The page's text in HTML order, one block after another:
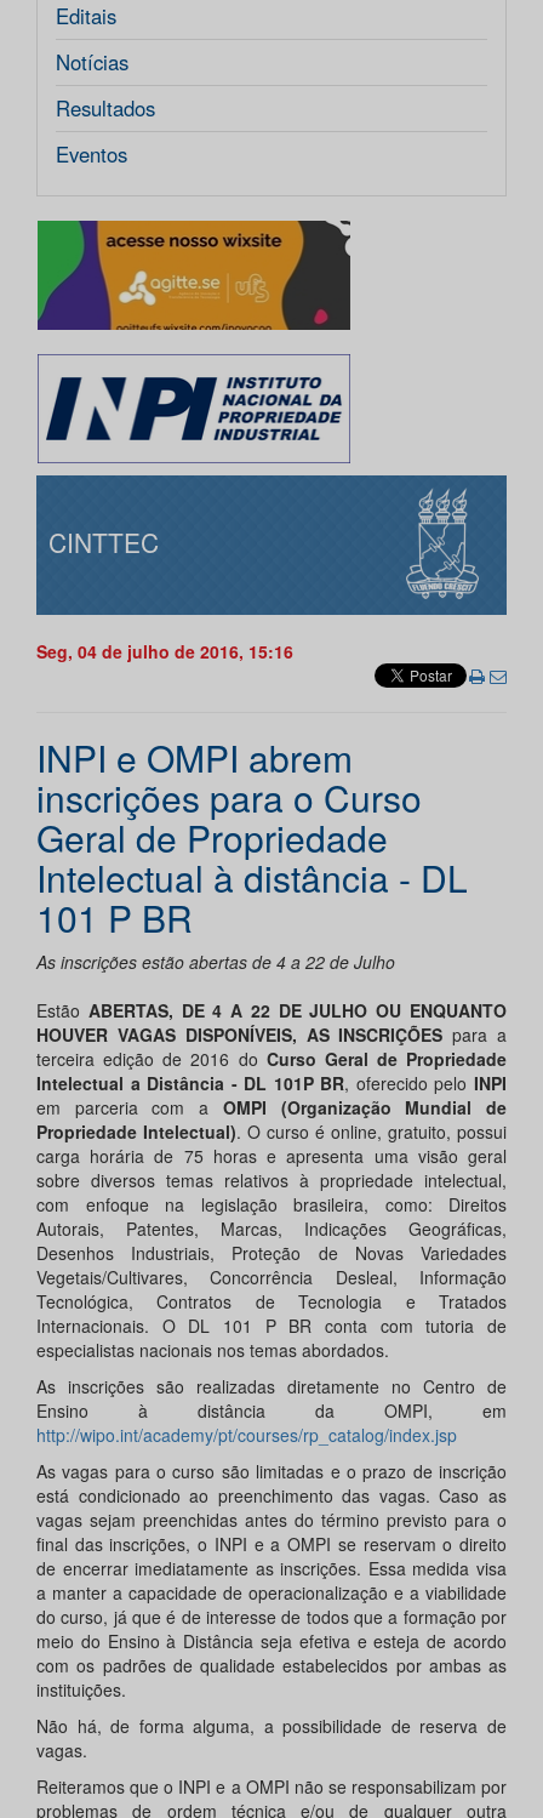
Editais
Notícias
Resultados
Eventos
CINTTEC
Seg, 04 de julho de 2016, 15:16
INPI e OMPI abrem
inscrições para o Curso
Geral de Propriedade
Intelectual à distância - DL
101 P BR
As inscrições estão abertas de 4 a 22 de Julho
Estão ABERTAS, DE 4 A 22 DE JULHO OU ENQUANTO
HOUVER VAGAS DISPONÍVEIS, AS INSCRIÇÕES para a
terceira edição de 2016 do Curso Geral de Propriedade
Intelectual a Distância - DL 101P BR, oferecido pelo INPI
em parceria com a OMPI (Organização Mundial de
Propriedade Intelectual). O curso é online, gratuito, possui
carga horária de 75 horas e apresenta uma visão geral
sobre diversos temas relativos à propriedade intelectual,
com enfoque na legislação brasileira, como: Direitos
Autorais, Patentes, Marcas, Indicações Geográficas,
Desenhos Industriais, Proteção de Novas Variedades
Vegetais/Cultivares, Concorrência Desleal, Informação
Tecnológica, Contratos de Tecnologia e Tratados
Internacionais. O DL 101 P BR conta com tutoria de
especialistas nacionais nos temas abordados.
As inscrições são realizadas diretamente no Centro de
Ensino à distância da OMPI, em
http://wipo.int/academy/pt/courses/rp_catalog/index.jsp
As vagas para o curso são limitadas e o prazo de inscrição
está condicionado ao preenchimento das vagas. Caso as
vagas sejam preenchidas antes do término previsto para o
final das inscrições, o INPI e a OMPI se reservam o direito
de encerrar imediatamente as inscrições. Essa medida visa
a manter a capacidade de operacionalização e a viabilidade
do curso, já que é de interesse de todos que a formação por
meio do Ensino à Distância seja efetiva e esteja de acordo
com os padrões de qualidade estabelecidos por ambas as
instituições.
Não há, de forma alguma, a possibilidade de reserva de
vagas.
Reiteramos que o INPI e a OMPI não se responsabilizam por
problemas de ordem técnica e/ou de qualquer outra